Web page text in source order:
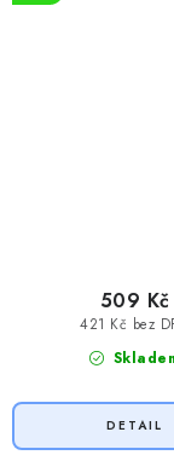
421 Kč bez
509 Kč